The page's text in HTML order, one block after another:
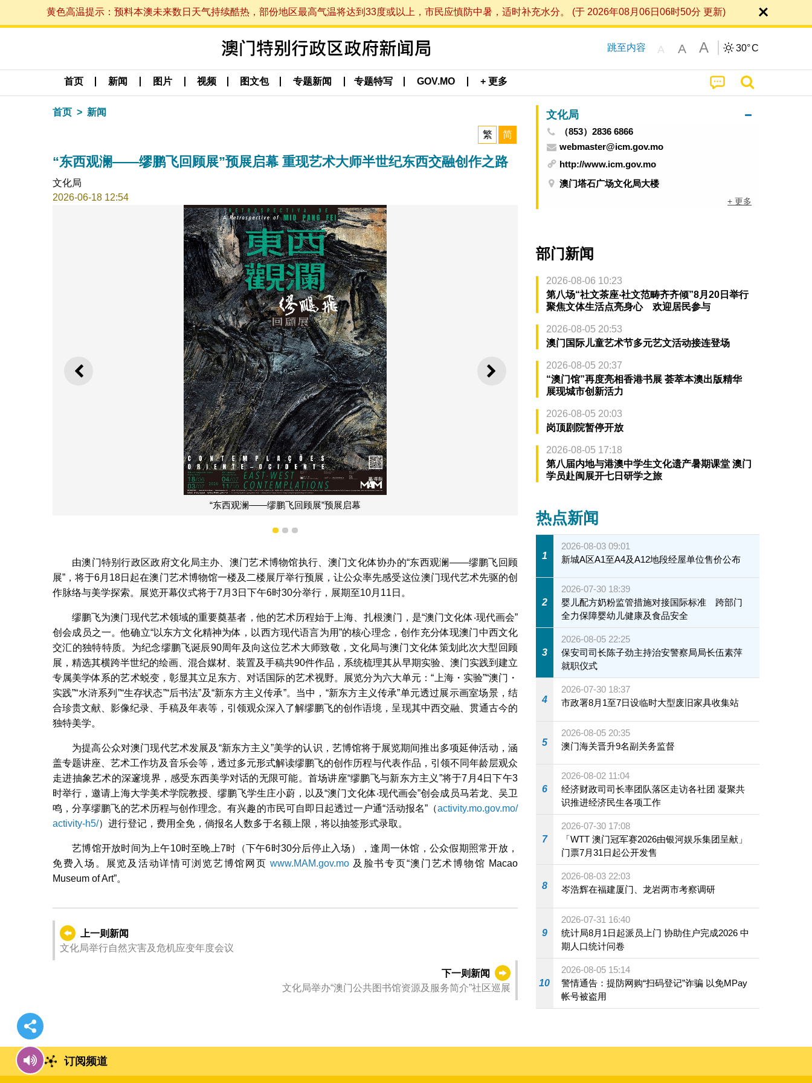
黄色高温提示：预料本澳未来数日天气持续酷热，部份地区最高气温将达到33度或以上，市民应慎防中暑，适时补充水分。 (于 2026年08月06日06时50分 更新)
跳至内容 A A A 30°C
首页 新闻 图片 视频 图文包 专题新闻 专题特写 GOV.MO + 更多
首页 新闻
繁 简
“东西观澜——缪鹏飞回顾展”预展启幕 重现艺术大师半世纪东西交融创作之路
文化局
2026-06-18 12:54
上一则 下一则
1 2 3
由澳门特别行政区政府文化局主办、澳门艺术博物馆执行、澳门文化体协办的“东西观澜——缪鹏飞回顾
展”，将于6月18日起在澳门艺术博物馆一楼及二楼展厅举行预展，让公众率先感受这位澳门现代艺术先驱的创
作脉络与美学探索。展览开幕仪式将于7月3日下午6时30分举行，展期至10月11日。
缪鹏飞为澳门现代艺术领域的重要奠基者，他的艺术历程始于上海、扎根澳门，是“澳门文化体‧现代画会”
创会成员之一。他确立“以东方文化精神为体，以西方现代语言为用”的核心理念，创作充分体现澳门中西文化
交汇的独特特质。为纪念缪鹏飞诞辰90周年及向这位艺术大师致敬，文化局与澳门文化体策划此次大型回顾
展，精选其横跨半世纪的绘画、混合媒材、装置及手稿共90件作品，系统梳理其从早期实验、澳门实践到建立
专属美学体系的艺术蜕变，彰显其立足东方、对话国际的艺术视野。展览分为六大单元：“上海・实验”“澳门・
实践”“水浒系列”“生存状态”“后书法”及“新东方主义传承”。当中，“新东方主义传承”单元透过展示画室场景，结
合珍贵文献、影像纪录、手稿及年表等，引领观众深入了解缪鹏飞的创作语境，呈现其中西交融、贯通古今的
独特美学。
为提高公众对澳门现代艺术发展及“新东方主义”美学的认识，艺博馆将于展览期间推出多项延伸活动，涵
盖专题讲座、艺术工作坊及音乐会等，透过多元形式解读缪鹏飞的创作历程与代表作品，引领不同年龄层观众
走进抽象艺术的深邃境界，感受东西美学对话的无限可能。首场讲座“缪鹏飞与新东方主义”将于7月4日下午3
时举行，邀请上海大学美术学院教授、缪鹏飞学生庄小蔚，以及“澳门文化体‧现代画会”创会成员马若龙、吴卫
鸣，分享缪鹏飞的艺术历程与创作理念。有兴趣的市民可自即日起透过一户通“活动报名”（activity.mo.gov.mo/
activity-h5/）进行登记，费用全免，倘报名人数多于名额上限，将以抽签形式录取。
艺博馆开放时间为上午10时至晚上7时（下午6时30分后停止入场），逢周一休馆，公众假期照常开放，
免费入场。展览及活动详情可浏览艺博馆网页www.MAM.gov.mo 及脸书专页“澳门艺术博物馆 Macao
Museum of Art”。
上一则新闻
文化局举行自然灾害及危机应变年度会议
下一则新闻
文化局举办“澳门公共图书馆资源及服务简介”社区巡展
文化局
（853）2836 6866
webmaster@icm.gov.mo
http://www.icm.gov.mo
澳门塔石广场文化局大楼
+ 更多
部门新闻
2026-08-06 10:23
第八场“社文茶座‧社文范畴齐齐倾”8月20日举行
聚焦文体生活点亮身心 欢迎居民参与
2026-08-05 20:53
澳门国际儿童艺术节多元艺文活动接连登场
2026-08-05 20:37
“澳门馆”再度亮相香港书展 荟萃本澳出版精华
展现城市创新活力
2026-08-05 20:03
岗顶剧院暂停开放
2026-08-05 17:18
第八届内地与港澳中学生文化遗产暑期课堂 澳门
学员赴闽展开七日研学之旅
热点新闻
1
2026-08-03 09:01
新城A区A1至A4及A12地段经屋单位售价公布
2
2026-07-30 18:39
婴儿配方奶粉监管措施对接国际标准 跨部门
全力保障婴幼儿健康及食品安全
3
2026-08-05 22:25
保安司司长陈子劲主持治安警察局局长伍素萍
就职仪式
4
2026-07-30 18:37
市政署8月1至7日设临时大型废旧家具收集站
5
2026-08-05 20:35
澳门海关晋升9名副关务监督
6
2026-08-02 11:04
经济财政司司长率团队落区走访各社团 凝聚共
识推进经济民生各项工作
7
2026-07-30 17:08
「WTT 澳门冠军赛2026由银河娱乐集团呈献」
门票7月31日起公开发售
8
2026-08-03 22:03
岑浩辉在福建厦门、龙岩两市考察调研
9
2026-07-31 16:40
统计局8月1日起派员上门 协助住户完成2026 中
期人口统计问卷
10
2026-08-05 15:14
警情通告：提防网购“扫码登记”诈骗 以免MPay
帐号被盗用
订阅频道